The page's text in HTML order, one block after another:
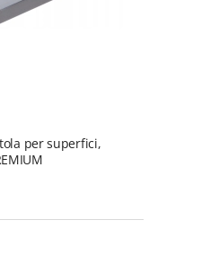
per superfici,